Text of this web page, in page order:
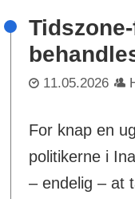
11.05.2026
For knap en
politikerne i
– endelig – at